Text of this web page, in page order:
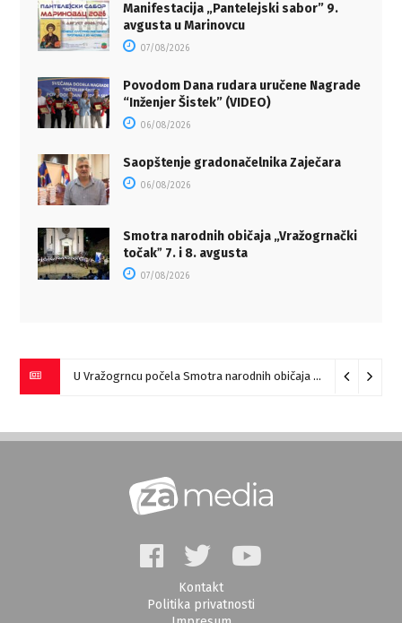
Manifestacija „Pantelejski sabor” 9.
avgusta u Marinovcu
07/08/2026
Povodom Dana rudara uručene Nagrade
“Inženjer Šistek” (VIDEO)
06/08/2026
Saopštenje gradonačelnika Zaječara
06/08/2026
Smotra narodnih običaja „Vražogrnački
točakˮ 7. i 8. avgusta
07/08/2026
U Vražogrncu počela Smotra narodnih običaja „Vražogrnački točak“
Kontakt
Politika privatnosti